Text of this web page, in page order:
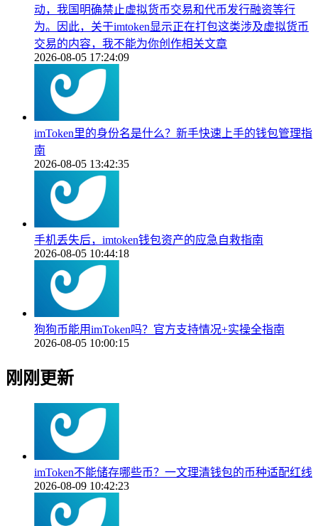
动，我国明确禁止虚拟货币交易和代币发行融资等行
为。因此，关于imtoken显示正在打包这类涉及虚拟货币
交易的内容，我不能为你创作相关文章
2026-08-05 17:24:09
imToken里的身份名是什么？新手快速上手的钱包管理指
南
2026-08-05 13:42:35
手机丢失后，imtoken钱包资产的应急自救指南
2026-08-05 10:44:18
狗狗币能用imToken吗？官方支持情况+实操全指南
2026-08-05 10:00:15
刚刚更新
imToken不能储存哪些币？一文理清钱包的币种适配红线
2026-08-09 10:42:23